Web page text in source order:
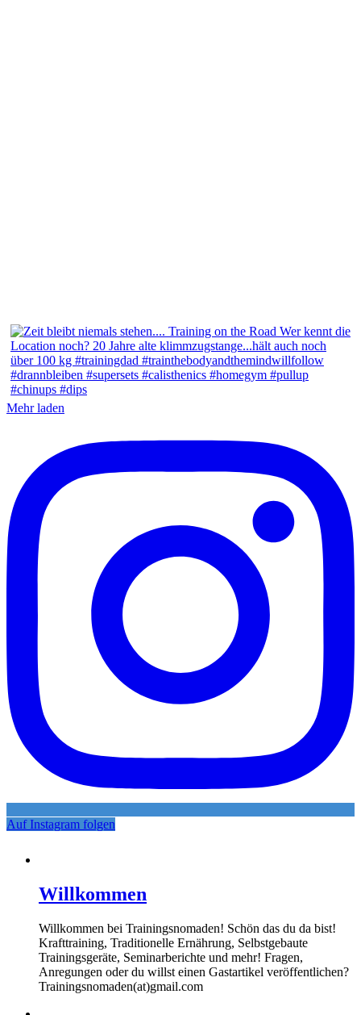
Mehr laden
Auf Instagram folgen
Willkommen
Willkommen bei Trainingsnomaden! Schön das du da bist!
Krafttraining, Traditionelle Ernährung, Selbstgebaute
Trainingsgeräte, Seminarberichte und mehr! Fragen,
Anregungen oder du willst einen Gastartikel veröffentlichen?
Trainingsnomaden(at)gmail.com